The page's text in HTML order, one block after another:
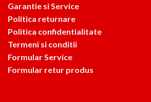
Garantie si Service
Politica returnare
Politica confidentialitate
Termeni si conditii
Formular Service
Formular retur produs